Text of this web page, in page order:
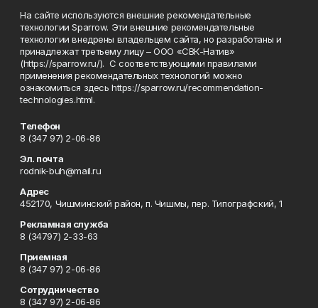
На сайте используются внешние рекомендательные
технологии Sparrow. Эти внешние рекомендательные
технологии внедрены владельцем сайта, но разработаны и
принадлежат третьему лицу – ООО «СВК-Натив»
(https://sparrow.ru/). С соответствующими правилами
применения рекомендательных технологий можно
ознакомиться здесь https://sparrow.ru/recommendation-
technologies.html.
Телефон
8 (347 97) 2-06-86
Эл. почта
rodnik-buh@mail.ru
Адрес
452170, Чишминский район, п. Чишмы, пер. Типографский, 1
Рекламная служба
8 (34797) 2-33-63
Приемная
8 (347 97) 2-06-86
Сотрудничество
8 (347 97) 2-06-86